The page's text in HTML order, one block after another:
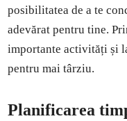
posibilitatea de a te
adevărat pentru tine.
importante activități și
pentru mai târziu.
Planificarea